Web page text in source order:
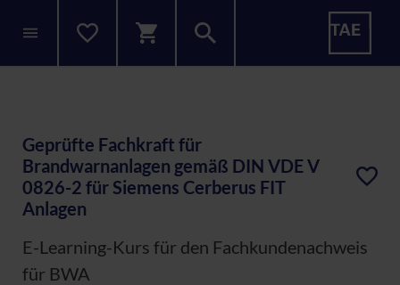
Geprüfte Fachkraft für
Brandwarnanlagen gemäß DIN VDE V
0826-2 für Siemens Cerberus FIT
Anlagen
E-Learning-Kurs für den Fachkundenachweis
für BWA